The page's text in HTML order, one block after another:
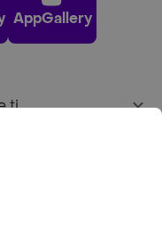
AppGallery
ti